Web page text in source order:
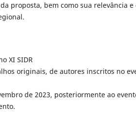
proposta, bem como sua relevância
XI SIDR
originais, de autores inscritos no
de 2023, posteriormente ao